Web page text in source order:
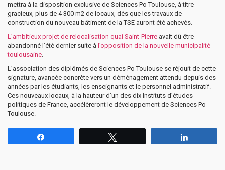
mettra à la disposition exclusive de Sciences Po Toulouse, à titre
gracieux, plus de 4 300 m2 de locaux, dès que les travaux de
construction du nouveau bâtiment de la TSE auront été achevés.
L’ambitieux projet de relocalisation quai Saint-Pierre avait dû être
abandonné l’été dernier suite à l’opposition de la nouvelle municipalité
toulousaine
L’association des diplômés de Sciences Po Toulouse se réjouit de cette
signature, avancée concrète vers un déménagement attendu depuis des
années par les étudiants, les enseignants et le personnel administratif.
Ces nouveaux locaux, à la hauteur d’un des dix Instituts d’études
politiques de France, accélèreront le développement de Sciences Po
Toulouse.